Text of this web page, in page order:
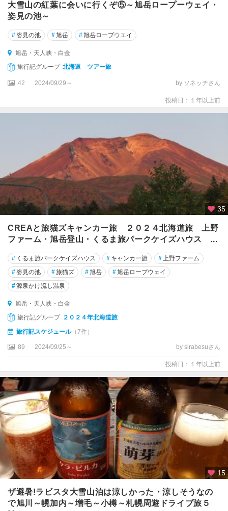
大雪山の紅葉に会いに行くぞ⑤～旭岳ロープーウェイ・
姿見の池～
#姿見の池 #旭岳 #旭岳ロープウエイ
旭岳・天人峡・白金
旅行記グループ 北海道 ツアー旅
42 2024/09/29～ by ソネッチさん
投稿日：１年以上前
35
CREAと旅猫ズキャンカー旅 ２０２４北海道旅 上野
ファーム・旭岳登山・くるま旅パークケイズハウス ...
# くるま旅パークケイズハウス # キャンカー旅 # 上野ファーム
#姿見の池 #旅猫ズ #旭岳 #旭岳ロープウェイ
#源泉かけ流し温泉
旭岳・天人峡・白金
旅行記グループ ２０２４年北海道旅
旅行記スケジュール（7件）
89 2024/09/25～ by sirabesuさん
投稿日：１年以上前
15
ザ避暑!ラビスタ大雪山泊は涼しかった・涼しそうなの
で旭川～幌加内～増毛～小樽～札幌周遊ドライブ旅５